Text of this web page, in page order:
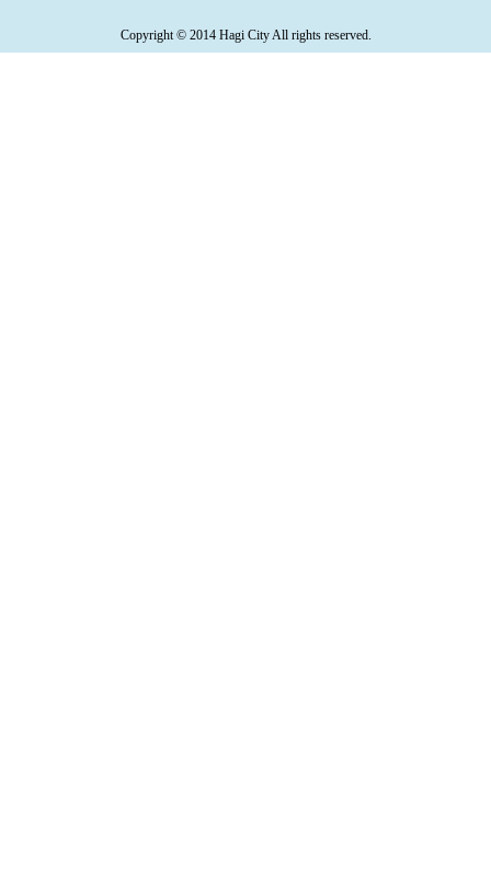
Copyright © 2014 Hagi City All rights reserved.